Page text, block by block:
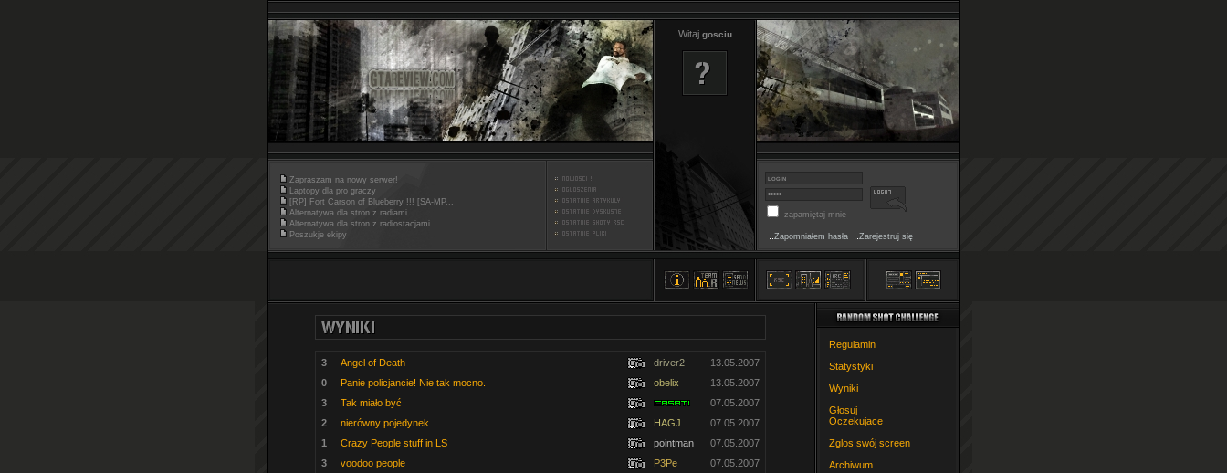
Zapraszam na nowy serwer!
Laptopy dla pro graczy
[RP] Fort Carson of Blueberry !!! [SA-MP...
Alternatywa dla stron z radiami
Alternatywa dla stron z radiostacjami
Poszukje ekipy
Witaj gosciu
zapamiętaj mnie
Zapomniałem hasła Zarejestruj się
3 Angel of Death driver2
13.05.2007
0
Panie policjancie! Nie tak mocno. obelix
13.05.2007
3
Tak miało być
07.05.2007
2
nierówny pojedynek HAGJ
07.05.2007
1
Crazy People stuff in LS pointman
07.05.2007
3
voodoo people P3Pe
07.05.2007
Regulamin
Statystyki
Wyniki
Głosuj
Oczekujace
Zglos swój screen
Archiwum